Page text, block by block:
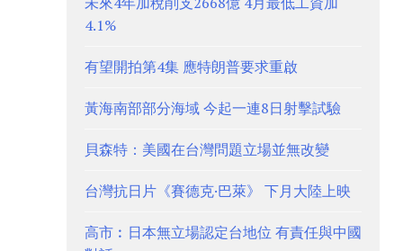
4.1%
有望開拍第4集 應特朗普要求重啟
黃海南部部分海域 今起一連8日射擊試驗
貝森特：美國在台灣問題立場並無改變
台灣抗日片《賽德克·巴萊》 下月大陸上映
高市︰日本無立場認定台地位 有責任與中國